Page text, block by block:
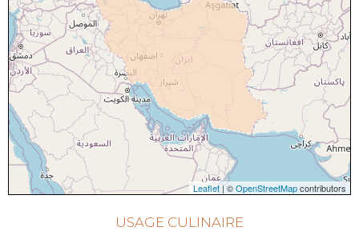
Leaflet | ©OpenStreetMapcontributors
USAGE CULINAIRE